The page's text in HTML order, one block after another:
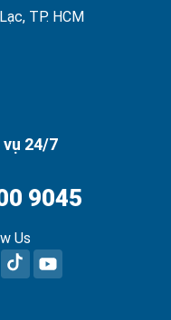
TP. HCM
vụ 24/7
9045
Us